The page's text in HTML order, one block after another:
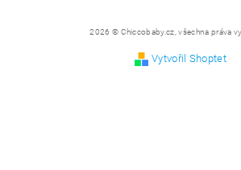
2026 © Chiccobaby.cz, všechna práva
Vytvořil Shoptet